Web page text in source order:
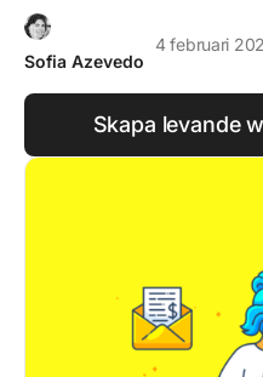
Sofia Azevedo
4 februari
Skapa levande